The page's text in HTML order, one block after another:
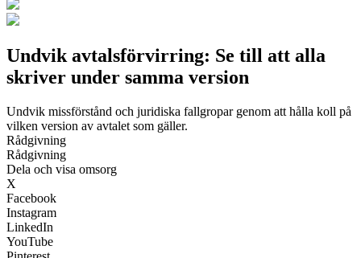
Undvik avtalsförvirring: Se till att alla
skriver under samma version
Undvik missförstånd och juridiska fallgropar genom att hålla koll på
vilken version av avtalet som gäller.
Rådgivning
Rådgivning
Dela och visa omsorg
X
Facebook
Instagram
LinkedIn
YouTube